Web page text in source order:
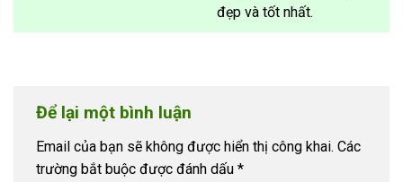
đẹp và tốt nhất.
Để lại một bình luận
Email của bạn sẽ không được hiển thị công khai. Các
trường bắt buộc được đánh dấu *